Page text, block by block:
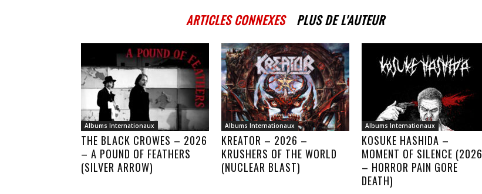
ARTICLES CONNEXES PLUS DE L'AUTEUR
Albums Internationaux
THE BLACK CROWES – 2026
– A POUND OF FEATHERS
(SILVER ARROW)
Albums Internationaux
KREATOR – 2026 –
KRUSHERS OF THE WORLD
(NUCLEAR BLAST)
Albums Internationaux
KOSUKE HASHIDA –
MOMENT OF SILENCE (2026
– HORROR PAIN GORE
DEATH)